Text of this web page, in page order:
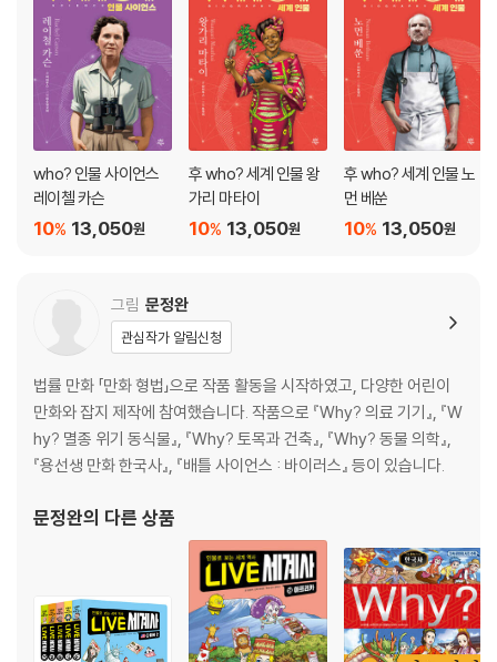
who? 인물 사이언스
레이첼 카슨
13,050원
10%
후 who? 세계 인물 왕
가리 마타이
13,050원
10%
후 who? 세계 인물 노
먼 베쑨
13,050원
10%
그림 문정완
관심작가 알림신청
법률 만화 「만화 형법」으로 작품 활동을 시작하였고, 다양한 어린이
만화와 잡지 제작에 참여했습니다. 작품으로 『Why? 의료 기기』, 『W
hy? 멸종 위기 동식물』, 『Why? 토목과 건축』, 『Why? 동물 의학』,
『용선생 만화 한국사』, 『배틀 사이언스 : 바이러스』 등이 있습니다.
문정완의 다른 상품